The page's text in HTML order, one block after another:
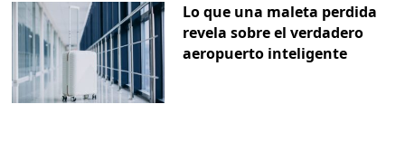
Lo que una maleta perdida
revela sobre el verdadero
aeropuerto inteligente